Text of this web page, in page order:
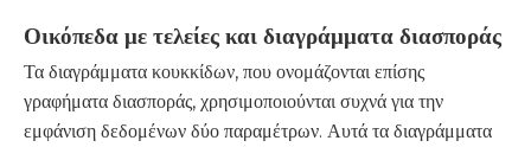
Οικόπεδα με τελείες και διαγράμματα διασποράς
Τα διαγράμματα κουκκίδων, που ονομάζονται επίσης
γραφήματα διασποράς, χρησιμοποιούνται συχνά για την
εμφάνιση δεδομένων δύο παραμέτρων. Αυτά τα διαγράμματα